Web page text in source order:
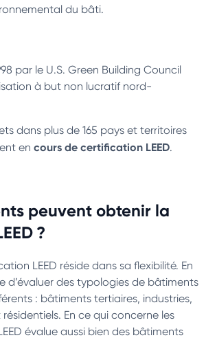
du bâti.
par le U.S. Green Building Council
à but non lucratif nord-
dans plus de 165 pays et territoires
en cours de certification LEED.
peuvent obtenir la
?
LEED réside dans sa flexibilité. En
d’évaluer des typologies de bâtiments
: bâtiments tertiaires, industries,
En ce qui concerne les
évalue aussi bien des bâtiments